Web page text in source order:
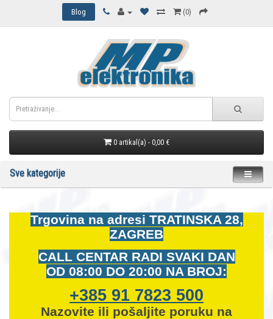
Blog (0)
0 artikal(a) - 0,00 €
Sve kategorije
Trgovina na adresi TRATINSKA 28,
ZAGREB
CALL CENTAR RADI SVAKI DAN
OD 08:00 DO 20:00 NA BROJ:
+385 91 7823 500
Nazovite ili pošaljite poruku na